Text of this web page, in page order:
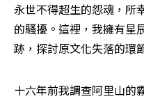
永世不得超生的怨魂，所
的騷擾。這裡，我擁有星
跡，探討原文化失落的環
十六年前我調查阿里山的